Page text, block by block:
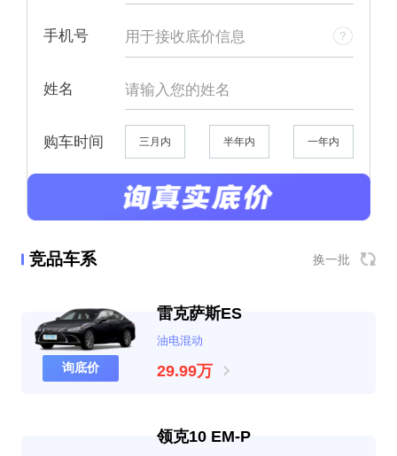
手机号
姓名
购车时间 三月内 半年内 一年内
竞品车系 换一批
雷克萨斯ES
油电混动
29.99万
询底价
领克10 EM-P